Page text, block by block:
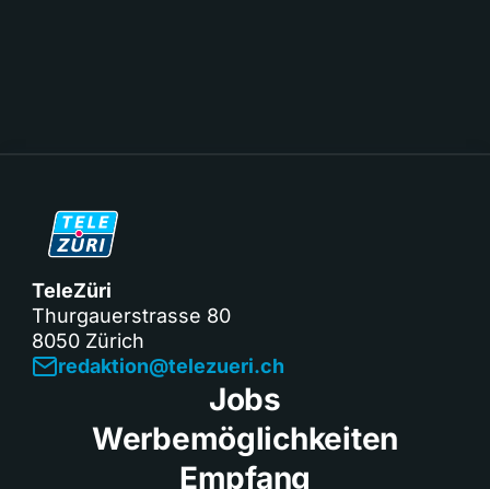
TeleZüri
Thurgauerstrasse 80
8050 Zürich
redaktion@telezueri.ch
Jobs
Werbemöglichkeiten
Empfang